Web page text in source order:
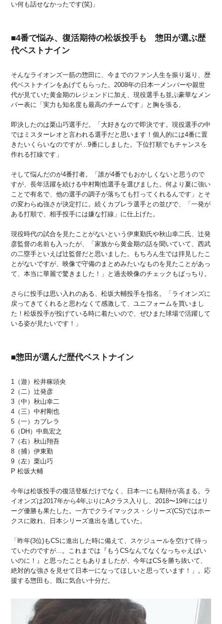
い何も話せなかったです(笑)」
■4番で悩み、復活期待の松坂投手も 惣田が選ぶ歴
代ベストナイン
そんなライオンズ一筋の惣田に、今までのファン人生を振り返り、歴
代ベストナインをあげてもらった。2008年の日本一メンバーや親世
代が見ていた黄金期のレジェンドに加え、現役選手も並ぶ豪華なメン
バー表に「実力も知名度も最高のチームです」と胸を張る。
即決したのは栗山巧選手だ。「大好きなので即決です。現役選手の中
ではミスターレオと言われる選手だと思います！個人的には4番に置
きたいくらいなのですが...9番にしました。下位打順でもチャンスを
作れる打線です」
そして悩んだのが4番打者。「誰が4番でもおかしくないと思うので
すが、長年活躍を続ける中村剛也選手を選びました。何より夏に強い
ことで有名で、他の選手の調子が落ちても打ってくれるんです」とそ
の変わらぬ強さが決定打に。続くカブレラ選手との並びで、「一発が
ある打順で、相手投手には嫌な打線」に仕上げた。
現役時代の試合を見たことがないという伊東勤氏や秋山幸二氏、辻発
彦監督の名前も入ったが、「家族から黄金期の話を聞いていて、西武
の二塁手といえば辻監督だと思いました。もちろん生では拝見したこ
とがないですが、映像で守備のまとめみたいなものを見たことがあっ
て、本当に華麗で驚きました！」と過去映像のチェックもばっちり。
さらに投手は思い入れのある、松坂大輔投手を指名。「ライオンズに
戻ってきてくれると思わなくて感激して、ユニフォームを買いまし
た！松坂投手が投げている時に着たいので、ぜひまた球場で活躍して
いる姿が見たいです！」
■惣田が選んだ歴代ベストナイン
1（遊）松井稼頭央
2（二）辻発彦
3（中）秋山幸二
4（三）中村剛也
5（一）カブレラ
6（DH）中島宏之
7（右）秋山翔吾
8（捕）伊東勤
9（左）栗山巧
P 松坂大輔
今年は松坂投手の復活登板だけでなく、日本一にも期待が高まる。ラ
イオンズは2017年から4年ぶりにAクラス入りし、2018〜19年にはリ
ーグ優勝も果たした。一方でクライマックス・シリーズ(CS)ではホー
クスに敗れ、日本シリーズ進出を逃していた。
「昨年(3位)もCSに進出した時に備えて、スケジュールを空けて待っ
ていたのですが...。これまでは『もうCSなんてなくなっちゃえばい
いのに！』と思ったこともありましたが、今年はCSを勝ち抜いて、
絶対的な強さを見せて日本一になってほしいと思っています！」。応
援する惣田も、既に気合い十分だ。